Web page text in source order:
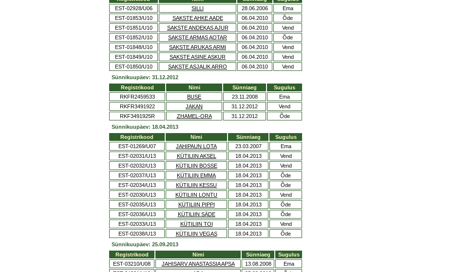
EST-02928/U06
SILLI 28.06.2006
Ema
EST-01853/U10
SAKSTE AHKE AADE 06.04.2010
Õde
EST-01851/U10
SAKSTE ANDEKAS AJUR 06.04.2010
Vend
EST-01852/U10
SAKSTE ARMAS AOTAR 06.04.2010
Õde
EST-01848/U10
SAKSTE ARUKAS ARMI 06.04.2010
Vend
EST-01849/U10
SAKSTE ASINE ASKUR 06.04.2010
Vend
EST-01850/U10
SAKSTE ASJALIK ARRO 06.04.2010
Vend
Sünnikuupäev: 31.12.2012
Registrikood
Nimi Sünniaeg
Sugulus
RKFR2459533
BUSE 23.11.2008
Ema
RKFR3491922
JAKAN 31.12.2012
Vend
RKF3491925R
ZHAMEL-ORA 31.12.2012
Õde
Sünnikuupäev: 18.04.2013
Registrikood
Nimi Sünniaeg
Sugulus
EST-01269/U07
JAHIPAUN LOTA 23.03.2007
Ema
EST-02031/U13
KÜTILIIN AKSEL 18.04.2013
Vend
EST-02032/U13
KÜTILIIN BOSSE 18.04.2013
Vend
EST-02037/U13
KÜTILIIN EMMA 18.04.2013
Õde
EST-02034/U13
KÜTILIIN KESSU 18.04.2013
Õde
EST-02030/U13
KÜTILIIN LONTU 18.04.2013
Vend
EST-02035/U13
KÜTILIIN PIPPI 18.04.2013
Õde
EST-02036/U13
KÜTILIIN SÄDE 18.04.2013
Õde
EST-02033/U13
KÜTILIIN TOI 18.04.2013
Vend
EST-02038/U13
KÜTILIIN VEGAS 18.04.2013
Õde
Sünnikuupäev: 25.09.2013
Registrikood
Nimi Sünniaeg
Sugulus
EST-03210/U08
JAHISARV ANASTASSIA APSA 13.08.2008
Ema